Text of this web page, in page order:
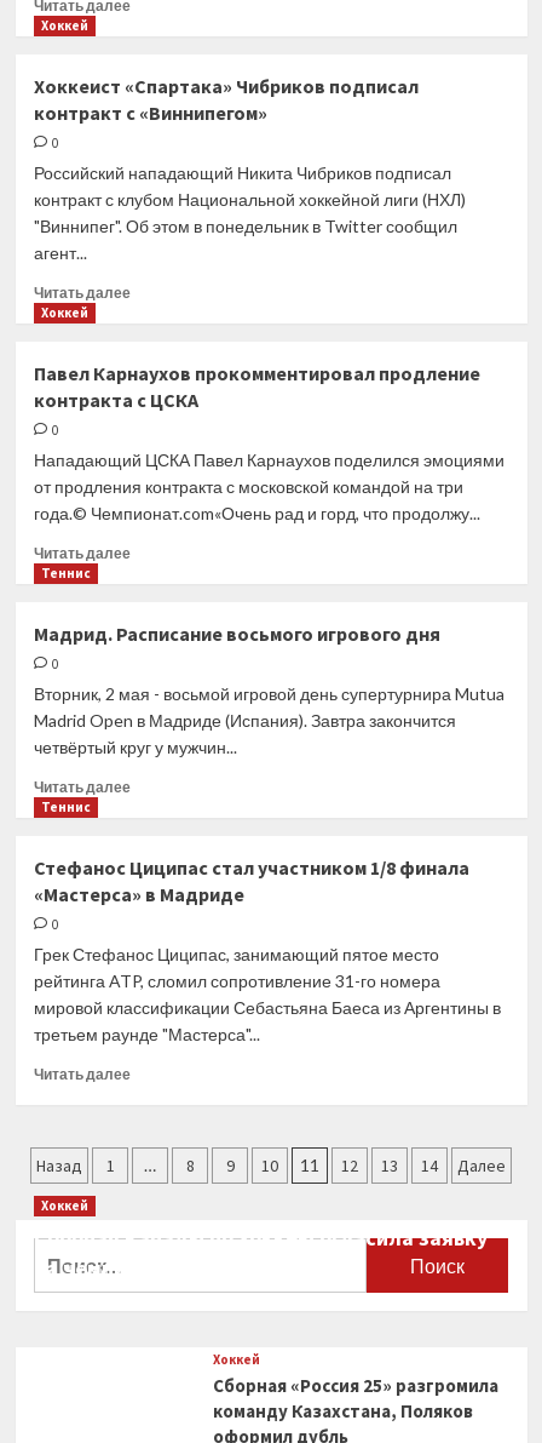
назад,
молодым
в
Читать далее
Snoop
Dogg
покупки
клуба
Сенаторз»
Хоккей
Хоккеист «Спартака» Чибриков подписал
контракт с «Виннипегом»
0
Российский нападающий Никита Чибриков подписал
контракт с клубом Национальной хоккейной лиги (НХЛ)
"Виннипег". Об этом в понедельник в Twitter сообщил
агент...
Читать далееПрочитать
«Спартака»
Чибриков
контракт
с «Виннипегом»
Хоккей
Павел Карнаухов прокомментировал продление
контракта с ЦСКА
0
Нападающий ЦСКА Павел Карнаухов поделился эмоциями
от продления контракта с московской командой на три
года.© Чемпионат.com«Очень рад и горд, что продолжу...
Читать далееПрочитать
Карнаухов
продление
контракта
с ЦСКА
Теннис
Мадрид. Расписание восьмого игрового дня
0
Вторник, 2 мая - восьмой игровой день супертурнира Mutua
Madrid Open в Мадриде (Испания). Завтра закончится
четвёртый круг у мужчин...
Читать далееПрочитать
Расписание
восьмого
Теннис
Стефанос Циципас стал участником 1/8 финала
«Мастерса» в Мадриде
0
Грек Стефанос Циципас, занимающий пятое место
рейтинга ATP, сломил сопротивление 31-го номера
мировой классификации Себастьяна Баеса из Аргентины в
третьем раунде "Мастерса"...
Читать далееПрочитать
Циципас
стал
Пагинация
записей
Назад 1 … 8 9 10 11 12 13 14 Далее
Хоккей
Сборная Канады по хоккею огласила заявку
на чемпионат мира
Хоккей
Сборная «Россия 25» разгромила
команду Казахстана, Поляков
оформил дубль